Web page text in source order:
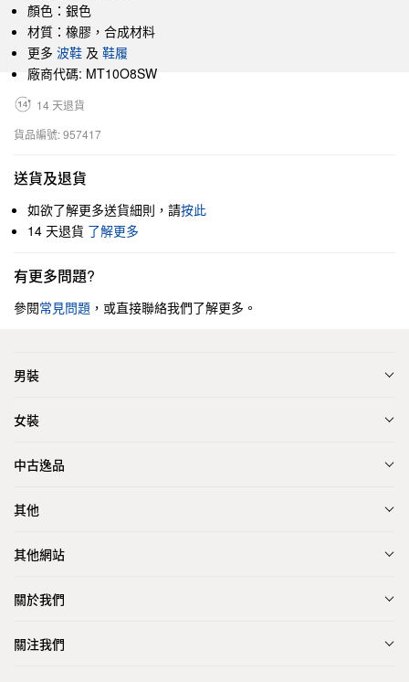
顏色：銀色
材質：橡膠，合成材料
更多 波鞋 及 鞋履
廠商代碼: MT10O8SW
14 天退貨
貨品編號: 957417
送貨及退貨
如欲了解更多送貨細則，請按此
14 天退貨 了解更多
有更多問題?
參閱常見問題 ，或直接聯絡我們了解更多。
男裝
女裝
中古逸品
其他
其他網站
關於我們
關注我們